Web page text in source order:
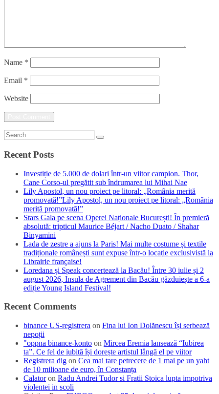
Name *
Email *
Website
Recent Posts
Investiție de 5.000 de dolari într-un viitor campion. Thor,
Cane Corso-ul pregătit sub îndrumarea lui Mihai Nae
Lily Apostol, un nou proiect pe litoral: „România merită
promovată!”Lily Apostol, un nou proiect pe litoral: „România
merită promovată!”
Stars Gala pe scena Operei Naționale București! În premieră
absolută: tripticul Maurice Béjart / Nacho Duato / Shahar
Binyamini
Lada de zestre a ajuns la Paris! Mai multe costume și textile
tradiționale românești sunt expuse într-o locație exclusivistă la
Librairie française!
Loredana și Speak concertează la Bacău! Între 30 iulie și 2
august 2026, Insula de Agrement din Bacău găzduiește a 6-a
ediție Young Island Festival!
Recent Comments
binance US-registrera on Fina lui Ion Dolănescu își serbează
nepoții
"oppna binance-konto on Mircea Eremia lansează “Iubirea
ta”. Ce fel de iubită își dorește artistul lângă el pe viitor
Registrera dig on Cea mai tare petrecere de 1 mai pe un yaht
de 10 milioane de euro, în Constanța
Calatoron Radu Andrei Tudor si Fratii Stoica lupta impotriva
violentei in scoli